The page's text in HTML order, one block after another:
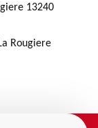
13240
Rougiere